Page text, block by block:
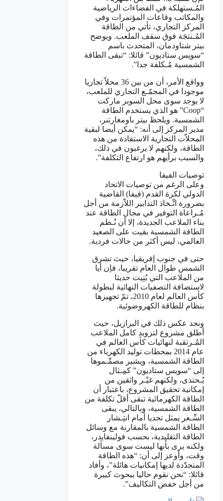
المُـستهلكة في الفضاءات الرياضية
والمكاتب وقاعات المؤتمرات وفي
المركز التجاري، تأتي من الطاقة
المُـنتجَة فوق سقف الملعب. ويوضح
بيتر شتاودمان، المتحدث باسم
“سويس ستاديون” قائلا: “تبقى الطاقة
الشمسية مُـكلفة جدا”.
وواقع الأمر، أن من بين 36 محلاّ تجاريا
موجودا في المجمّـع التجاري للملعب،
لا يوجد سوى محل السوبر ماركت
“Coop” هو الذي يستخدم الطاقة
الشمسية. ويلحظ بيتر باومغارتنر،
مدير المركز إلى أنه: “يمكن أيضا لبقية
المحلاّت التجارية الاستفادة من هذه
الطاقة، ولكنهم لا يرغبون في ذلك،
والسبب برأيهم هو ارتفاع التكلفة”.
توصيات الفيفا
وعلى الرغم من توصيات الاتحاد
الدولي لكرة القدم (فيفا) القاضية
بضرورة اتِّـخاذ التدابير اللاّزمة من أجل
مُـراعاة التوفير في مجال الطاقة عند
بناء الملاعب الجديدة، إلا أن نُـظم
الطاقة الشمسية بقيت على الصعيد
العالمي، ليس أكثر من حالات فردية.
حتى في جنوب إفريقيا، حيث تشرق
الشمس طوال العام تقريبا، فإن أيا
من الملاعب التي بُنِيت حديثا
لاستضافة التصفيات النهائية لبطولة
كأس العالم لعام 2010، تمّ تجهيزها
بنظام للطاقة الكهروضوئية.
ونجد عكس ذلك في البرازيل، حيث
أطلق مشروع لتزويد كامل الملاعب
المُـرتقبة لنهائيات كأس العالم في
عام 2014 بمحطات توليد الكهرباء من
الطاقة الشمسية، ويشير مصمِّـموها
إلى “سويس ستاديون” كمِـثال
يُـحتذى، ولكنهم غيْـر واثقين من
إمكانية تحقيق المشروع، باعتبار أن
الطاقة الكهرمائية تبقى أقلّ تكلفة من
الطاقة الشمسية، وبالتالي، يبقى
السِّـعر يمثل تحديا أمام انتِـشار
الطاقة الشمسية بالمقارنة مع وسائل
الطاقة التقليدية، بحسب فولينفايدر،
ولكنه يرى بأنها ليست سوى مسألة
وقت، وأوعز إلى أن: “هذه الطاقة
المتجدّدة لديها إمكانيات هائلة”، وأفاد
قائلا: “نحن نقوم حاليا ببحوث كبيرة
من أجل خفض التكاليف”.